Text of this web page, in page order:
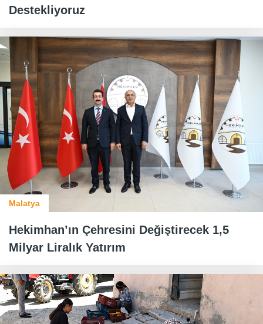
Destekliyoruz
Malatya
Hekimhan’ın Çehresini Değiştirecek 1,5
Milyar Liralık Yatırım